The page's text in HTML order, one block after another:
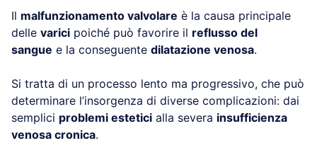
Il malfunzionamento valvolare è la causa principale
delle varici poiché può favorire il reflusso del
sangue e la conseguente dilatazione venosa.
Si tratta di un processo lento ma progressivo, che può
determinare l’insorgenza di diverse complicazioni: dai
semplici problemi estetici alla severa insufficienza
venosa cronica.